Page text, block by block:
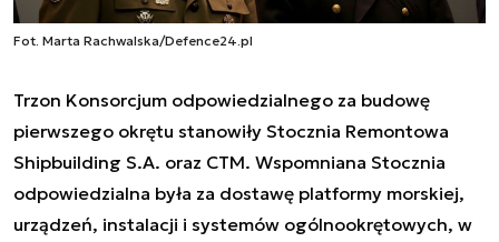
Fot. Marta Rachwalska/Defence24.pl
Trzon Konsorcjum odpowiedzialnego za budowę
pierwszego okrętu stanowiły Stocznia Remontowa
Shipbuilding S.A. oraz CTM. Wspomniana Stocznia
odpowiedzialna była za dostawę platformy morskiej,
urządzeń, instalacji i systemów ogólnookrętowych, w